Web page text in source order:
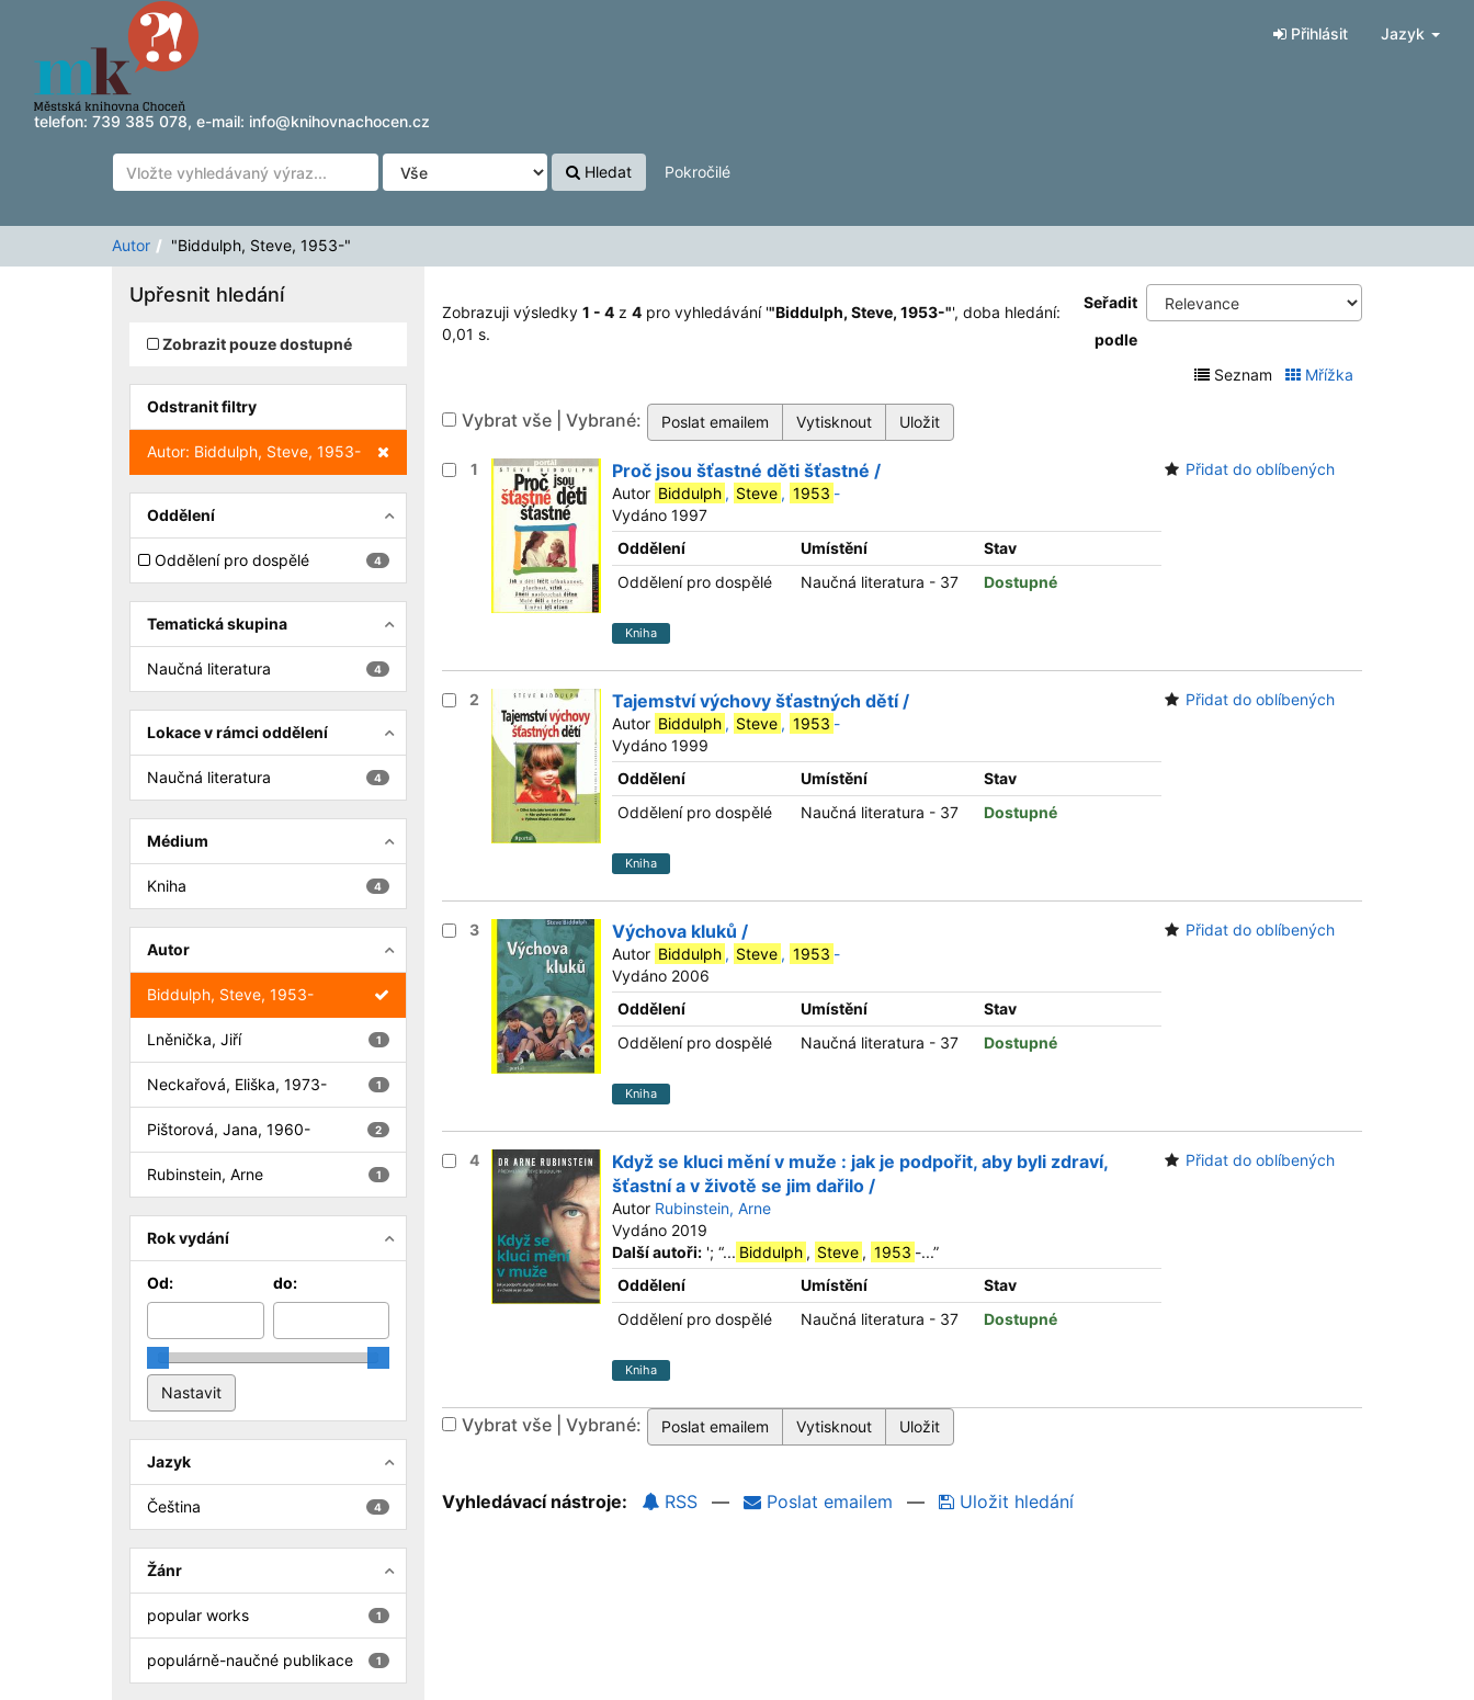
Zobrazuji výsledky1 - 4z4
Přeskočit na obsah
telefon: 739 385 078, e-mail: info@knihovnachocen.cz
Přihlásit Jazyk
Hledat Pokročilé
Autor "Biddulph, Steve, 1953-"
Zobrazuji výsledky 1 - 4 z 4 pro vyhledávání '"Biddulph, Steve, 1953-"', doba hledání:
0,01 s.
Seřadit
podle
Seznam
Mřížka
Vybrat vše | Vybrané:
1 Proč jsou šťastné děti šťastné /
Autor Biddulph , Steve , 1953 -
Vydáno 1997
Oddělení
Umístění
Stav
Oddělení pro dospělé
Naučná literatura - 37 Dostupné
Kniha
Přidat do oblíbených
2 Tajemství výchovy šťastných dětí /
Autor Biddulph , Steve , 1953 -
Vydáno 1999
Oddělení
Umístění
Stav
Oddělení pro dospělé
Naučná literatura - 37 Dostupné
Kniha
Přidat do oblíbených
3 Výchova kluků /
Autor Biddulph , Steve , 1953 -
Vydáno 2006
Oddělení
Umístění
Stav
Oddělení pro dospělé
Naučná literatura - 37 Dostupné
Kniha
Přidat do oblíbených
4
Když se kluci mění v muže : jak je podpořit, aby byli zdraví,
šťastní a v životě se jim dařilo /
Autor Rubinstein, Arne
Vydáno 2019
Další autoři: '; “... Biddulph , Steve , 1953 -...”
Oddělení
Umístění
Stav
Oddělení pro dospělé
Naučná literatura - 37 Dostupné
Kniha
Přidat do oblíbených
Vybrat vše | Vybrané:
Vyhledávací nástroje: RSS — Poslat emailem — Uložit hledání
Upřesnit hledání
Zobrazit pouze dostupné
Odstranit filtry
Zrušit filtr
Autor: Biddulph, Steve, 1953-
Oddělení
4
Oddělení pro dospělé
Tematická skupina
4
Naučná literatura
Lokace v rámci oddělení
4
Naučná literatura
Médium
4
Kniha
Autor
Biddulph, Steve, 1953-
1
Lněnička, Jiří
1
Neckařová, Eliška, 1973-
2
Pištorová, Jana, 1960-
1
Rubinstein, Arne
Rok vydání
Od: do:
Jazyk
4
Čeština
Žánr
1
popular works
1
populárně-naučné publikace